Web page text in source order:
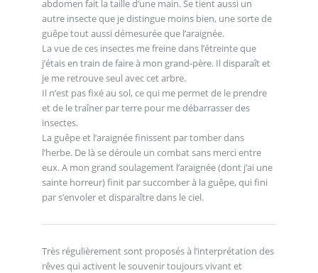
abdomen fait la taille d’une main. Se tient aussi un
autre insecte que je distingue moins bien, une sorte de
guêpe tout aussi démesurée que l’araignée.
La vue de ces insectes me freine dans l’étreinte que
j’étais en train de faire à mon grand-père. Il disparaît et
je me retrouve seul avec cet arbre.
Il n’est pas fixé au sol, ce qui me permet de le prendre
et de le traîner par terre pour me débarrasser des
insectes.
La guêpe et l’araignée finissent par tomber dans
l’herbe. De là se déroule un combat sans merci entre
eux. A mon grand soulagement l’araignée (dont j’ai une
sainte horreur) finit par succomber à la guêpe, qui fini
par s’envoler et disparaître dans le ciel.
Très régulièrement sont proposés à l’interprétation des
rêves qui activent le souvenir toujours vivant et